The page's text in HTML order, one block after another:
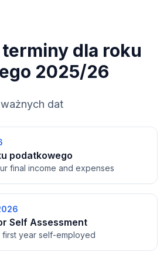
dla roku
2025/26
dat
podatkowego
final income and expenses
Self Assessment
first year self-employed